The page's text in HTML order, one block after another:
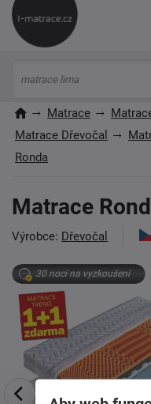
Matrace
Matrace Dřevočal
Ronda
Matrace
Výrobce: Dřevočal
30 nocí na vyzkoušení